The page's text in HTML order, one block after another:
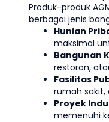
Produk-produk
berbagai jenis
Hunian
maksimal
Bangunan
restoran,
Fasilitas
rumah
Proyek
memenuhi